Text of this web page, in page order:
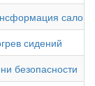
салона
сидений
безопасности